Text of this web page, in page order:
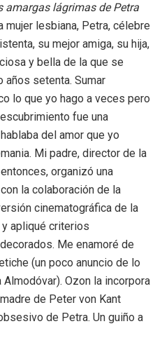
amargas lágrimas de Petra
mujer lesbiana, Petra, célebre
su mejor amiga, su hija,
y bella de la que se
años setenta. Sumar
lo que yo hago a veces pero
fue una
del amor que yo
Mi padre, director de la
organizó una
la colaboración de la
cinematográfica de la
apliqué criterios
Me enamoré de
(un poco anuncio de lo
Ozon la incorpora
de Peter von Kant
de Petra. Un guiño a